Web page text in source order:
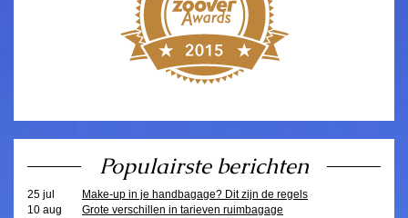
Populairste berichten
25 jul
Make-up in je handbagage? Dit zijn de regels
10 aug
Grote verschillen in tarieven ruimbagage